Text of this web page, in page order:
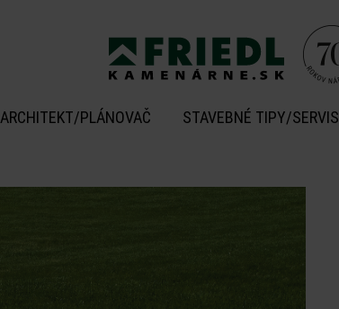
ARCHITEKT/PLÁNOVAČ STAVEBNÉ TIPY/SERVIS